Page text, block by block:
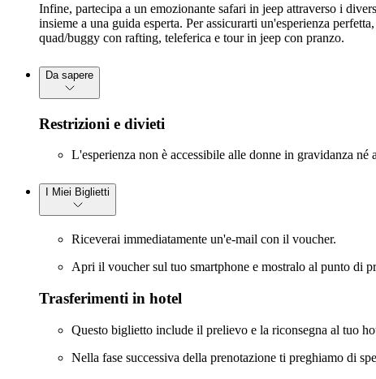
Infine, partecipa a un emozionante safari in jeep attraverso i
insieme a una guida esperta. Per assicurarti un'esperienza
quad/buggy con rafting, teleferica e tour in jeep con pranzo.
Da sapere
Restrizioni e divieti
L'esperienza non è accessibile alle donne in gravidanza né
I Miei Biglietti
Riceverai immediatamente un'e-mail con il voucher.
Apri il voucher sul tuo smartphone e mostralo al punto di
Trasferimenti in hotel
Questo biglietto include il prelievo e la riconsegna al tuo
Nella fase successiva della prenotazione ti preghiamo di